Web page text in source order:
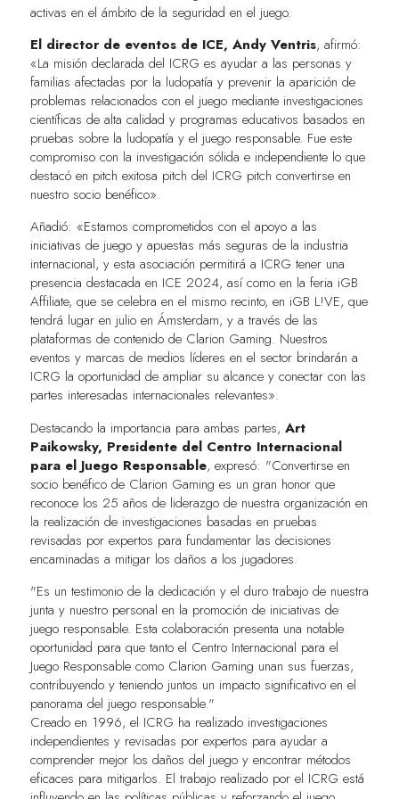
activas en el ámbito de la seguridad en el juego.
El director de eventos de ICE, Andy Ventris, afirmó:
«La misión declarada del ICRG es ayudar a las personas y
familias afectadas por la ludopatía y prevenir la aparición de
problemas relacionados con el juego mediante investigaciones
científicas de alta calidad y programas educativos basados en
pruebas sobre la ludopatía y el juego responsable. Fue este
compromiso con la investigación sólida e independiente lo que
destacó en pitch exitosa pitch del ICRG pitch convertirse en
nuestro socio benéfico».
Añadió: «Estamos comprometidos con el apoyo a las
iniciativas de juego y apuestas más seguras de la industria
internacional, y esta asociación permitirá a ICRG tener una
presencia destacada en ICE 2024, así como en la feria iGB
Affiliate, que se celebra en el mismo recinto, en iGB L!VE, que
tendrá lugar en julio en Ámsterdam, y a través de las
plataformas de contenido de Clarion Gaming. Nuestros
eventos y marcas de medios líderes en el sector brindarán a
ICRG la oportunidad de ampliar su alcance y conectar con las
partes interesadas internacionales relevantes».
Destacando la importancia para ambas partes, Art
Paikowsky, Presidente del Centro Internacional
para el Juego Responsable, expresó: "Convertirse en
socio benéfico de Clarion Gaming es un gran honor que
reconoce los 25 años de liderazgo de nuestra organización en
la realización de investigaciones basadas en pruebas
revisadas por expertos para fundamentar las decisiones
encaminadas a mitigar los daños a los jugadores.
"Es un testimonio de la dedicación y el duro trabajo de nuestra
junta y nuestro personal en la promoción de iniciativas de
juego responsable. Esta colaboración presenta una notable
oportunidad para que tanto el Centro Internacional para el
Juego Responsable como Clarion Gaming unan sus fuerzas,
contribuyendo y teniendo juntos un impacto significativo en el
panorama del juego responsable."
Creado en 1996, el ICRG ha realizado investigaciones
independientes y revisadas por expertos para ayudar a
comprender mejor los daños del juego y encontrar métodos
eficaces para mitigarlos. El trabajo realizado por el ICRG está